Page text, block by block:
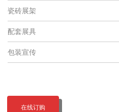
瓷砖展架
配套展具
包装宣传
在线订购